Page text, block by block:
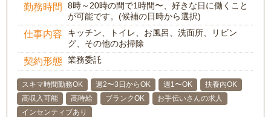
勤務時間
8時～20時の間で1時間〜、好きな日に働くこと
が可能です。(候補の日時から選択)
仕事内容
キッチン、トイレ、お風呂、洗面所、リビン
グ、その他のお掃除
契約形態 業務委託
スキマ時間勤務OK 週2〜3日からOK 週1〜OK
扶養内OK
高収入可能
高時給 ブランクOK
お手伝いさんの求人
インセンティブあり